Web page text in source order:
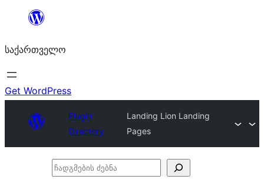
შიგთავსზე
საქართველო
Get WordPress
Plugin
Directory
Landing Lion Landing
Pages
ჩადგმების